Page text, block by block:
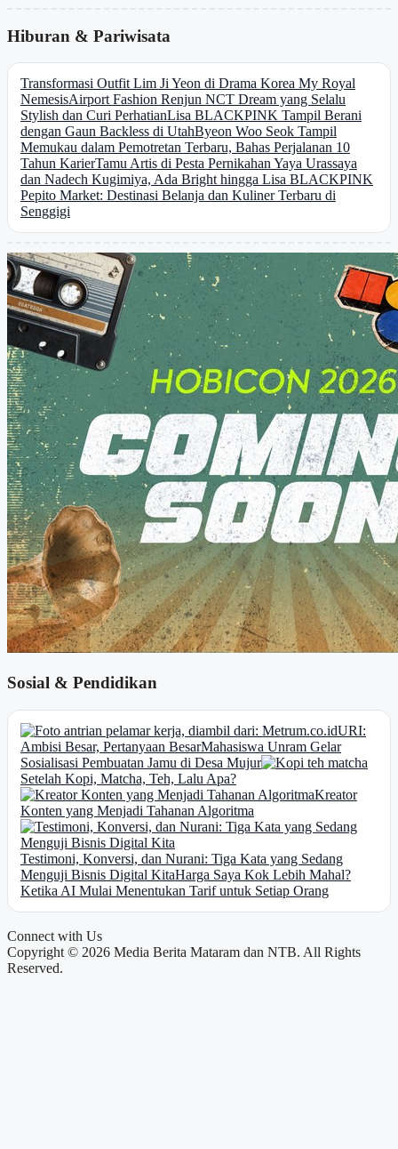
Hiburan & Pariwisata
Transformasi Outfit Lim Ji Yeon di Drama Korea My Royal
NemesisAirport Fashion Renjun NCT Dream yang Selalu
Stylish dan Curi PerhatianLisa BLACKPINK Tampil Berani
dengan Gaun Backless di UtahByeon Woo Seok Tampil
Memukau dalam Pemotretan Terbaru, Bahas Perjalanan 10
Tahun KarierTamu Artis di Pesta Pernikahan Yaya Urassaya
dan Nadech Kugimiya, Ada Bright hingga Lisa BLACKPINK
Pepito Market: Destinasi Belanja dan Kuliner Terbaru di
Senggigi
Sosial & Pendidikan
URI:
Ambisi Besar, Pertanyaan BesarMahasiswa Unram Gelar
Sosialisasi Pembuatan Jamu di Desa Mujur
Setelah Kopi, Matcha, Teh, Lalu Apa?
Kreator
Konten yang Menjadi Tahanan Algoritma
Testimoni, Konversi, dan Nurani: Tiga Kata yang Sedang
Menguji Bisnis Digital KitaHarga Saya Kok Lebih Mahal?
Ketika AI Mulai Menentukan Tarif untuk Setiap Orang
Connect with Us
Copyright © 2026 Media Berita Mataram dan NTB. All Rights
Reserved.